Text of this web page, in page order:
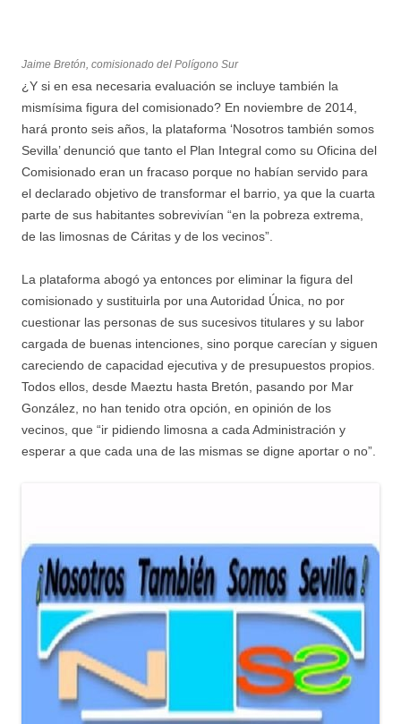
Jaime Bretón, comisionado del Polígono Sur
¿Y si en esa necesaria evaluación se incluye también la
mismísima figura del comisionado? En noviembre de 2014,
hará pronto seis años, la plataforma ‘Nosotros también somos
Sevilla’ denunció que tanto el Plan Integral como su Oficina del
Comisionado eran un fracaso porque no habían servido para
el declarado objetivo de transformar el barrio, ya que la cuarta
parte de sus habitantes sobrevivían “en la pobreza extrema,
de las limosnas de Cáritas y de los vecinos”.
La plataforma abogó ya entonces por eliminar la figura del
comisionado y sustituirla por una Autoridad Única, no por
cuestionar las personas de sus sucesivos titulares y su labor
cargada de buenas intenciones, sino porque carecían y siguen
careciendo de capacidad ejecutiva y de presupuestos propios.
Todos ellos, desde Maeztu hasta Bretón, pasando por Mar
González, no han tenido otra opción, en opinión de los
vecinos, que “ir pidiendo limosna a cada Administración y
esperar a que cada una de las mismas se digne aportar o no”.